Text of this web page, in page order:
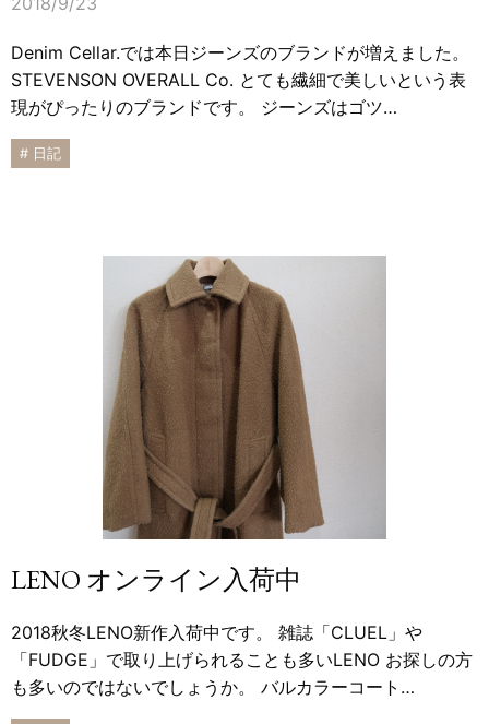
Denim Cellar.では本日ジーンズのブランドが増えました。
STEVENSON OVERALL Co. とても繊細で美しいという表
現がぴったりのブランドです。 ジーンズはゴツ…
# 日記
LENO オンライン入荷中
2018秋冬LENO新作入荷中です。 雑誌「CLUEL」や
「FUDGE」で取り上げられることも多いLENO お探しの方
も多いのではないでしょうか。 バルカラーコート…